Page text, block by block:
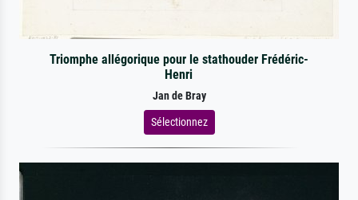
Triomphe allégorique pour le stathouder Frédéric-
Henri
Jan de Bray
Sélectionnez